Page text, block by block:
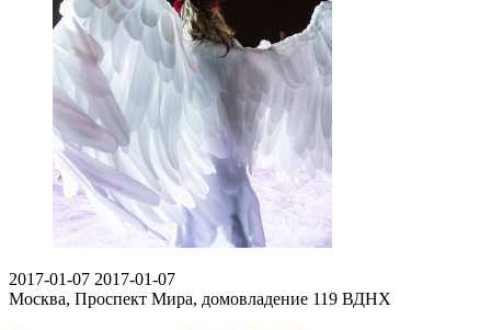
2017-01-07 2017-01-07
Москва, Проспект Мира, домовладение 119 ВДНХ